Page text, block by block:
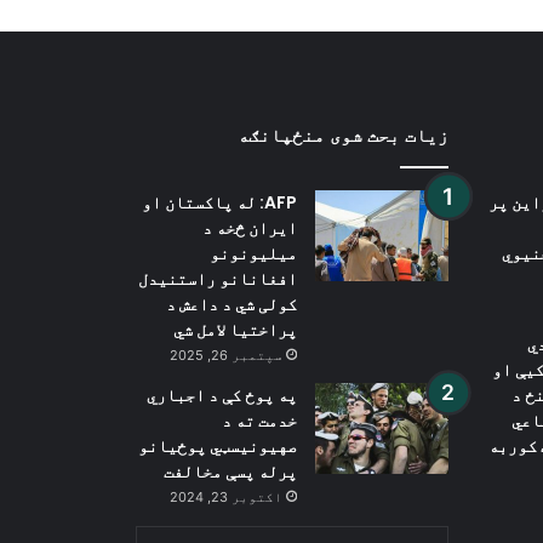
پر
او
د
کوربه
زیات بحث شوی منځپانګه
AFP: له پاکستان او
ایران څخه د
میلیونونو
افغانانو راستنیدل
کولی شي د داعش د
پراختیا لامل شي
سپتمبر 26, 2025
په پوځ کې د اجباري
خدمت ته د
صهیونیسټي پوځیانو
پرله پسې مخالفت
اکتوبر 23, 2024